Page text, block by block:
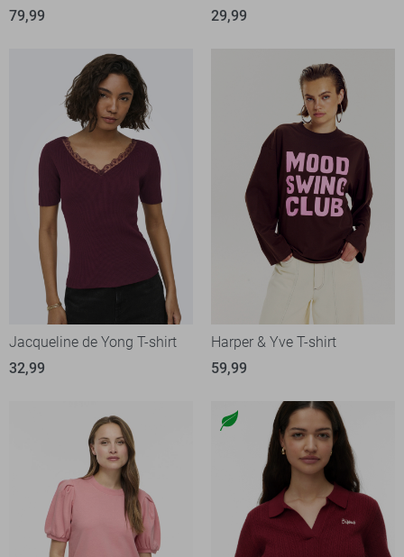
79,99
29,99
Jacqueline de Yong T-shirt
32,99
Harper & Yve T-shirt
59,99